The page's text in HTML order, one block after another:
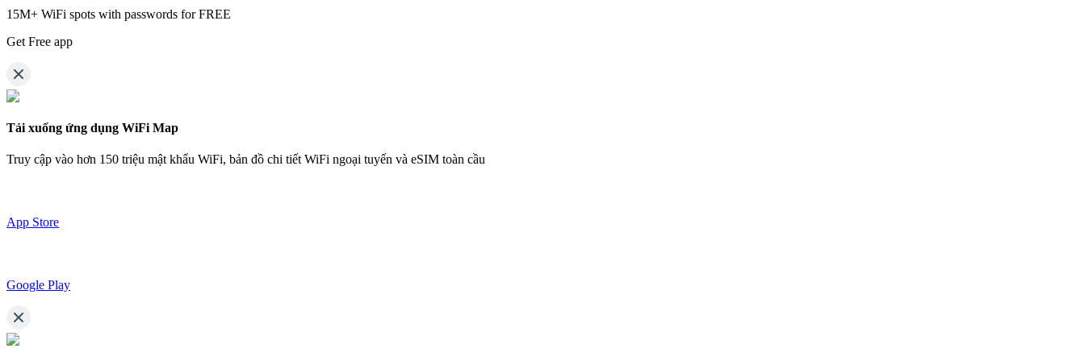
15M+ WiFi spots with passwords for FREE
Get Free app
Tải xuống ứng dụng WiFi Map
Truy cập vào hơn 150 triệu mật khẩu WiFi, bản đồ chi tiết WiFi ngoại tuyến và eSIM toàn cầu
App Store
Google Play